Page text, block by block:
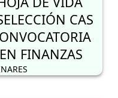
CUADRO DE
MATEMÁTICA